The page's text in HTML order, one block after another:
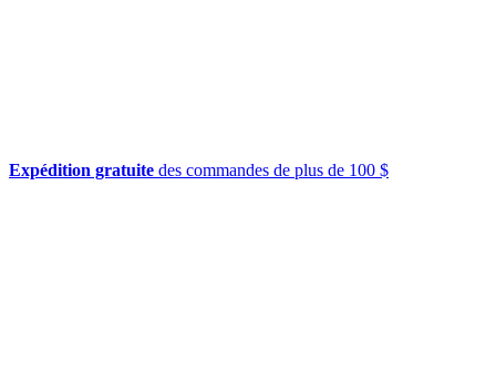
Expédition gratuite des commandes de plus de 100 $